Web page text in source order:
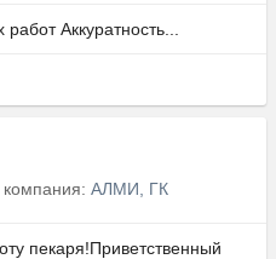
Аккуратность...
компания: АЛМИ, ГК
пекаря!Приветственный